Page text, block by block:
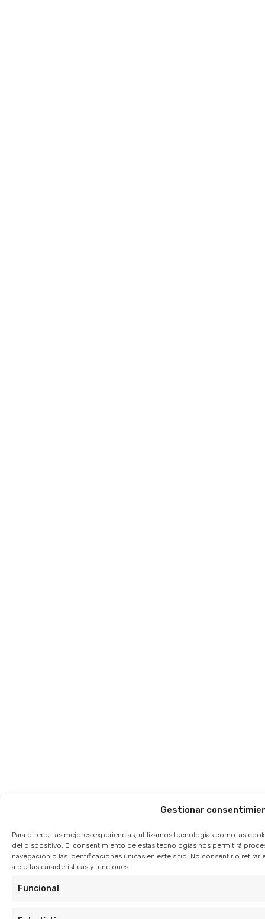
Gestionar
Para ofrecer las mejores experiencias, utilizamos tecnologías como las
del dispositivo. El consentimiento de estas tecnologías nos permitirá
navegación o las identificaciones únicas en este sitio. No consentir o
a ciertas características y funciones.
Funcional